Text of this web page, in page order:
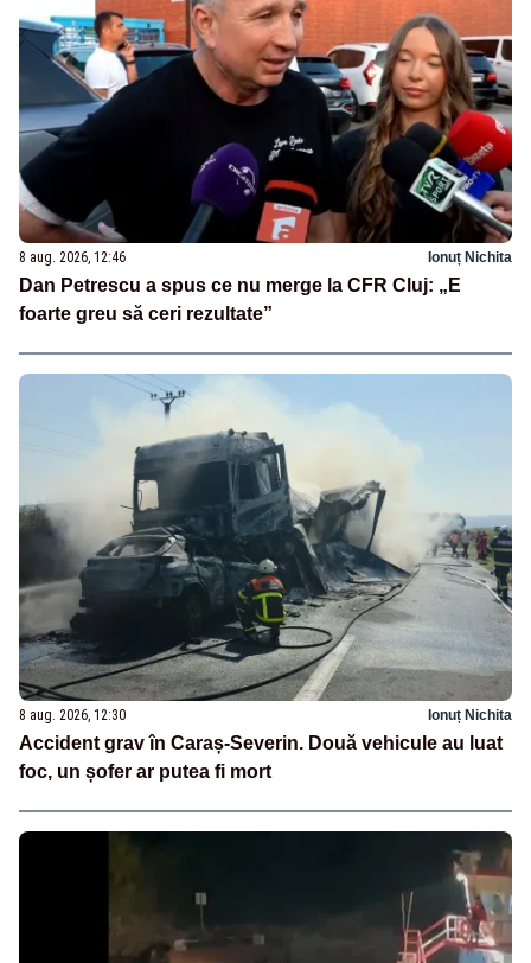
8 aug. 2026, 12:46 Ionuț Nichita
Dan Petrescu a spus ce nu merge la CFR Cluj: „E
foarte greu să ceri rezultate”
8 aug. 2026, 12:30 Ionuț Nichita
Accident grav în Caraș-Severin. Două vehicule au luat
foc, un șofer ar putea fi mort